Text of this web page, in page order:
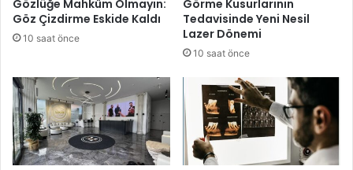
i
e
e
i
n
i
n
t
a
Gözlüğe Mahkûm Olmayın:
Göz Çizdirme Eskide Kaldı
10 saat önce
Görme Kusurlarının
Tedavisinde Yeni Nesil
Lazer Dönemi
10 saat önce